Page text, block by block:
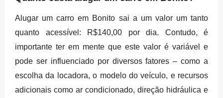
Alugar um carro em Bonito sai a um valor um tanto
quanto acessível: R$140,00 por dia. Contudo, é
importante ter em mente que este valor é variável e
pode ser influenciado por diversos fatores – como a
escolha da locadora, o modelo do veículo, e recursos
adicionais como ar condicionado, direção hidráulica e